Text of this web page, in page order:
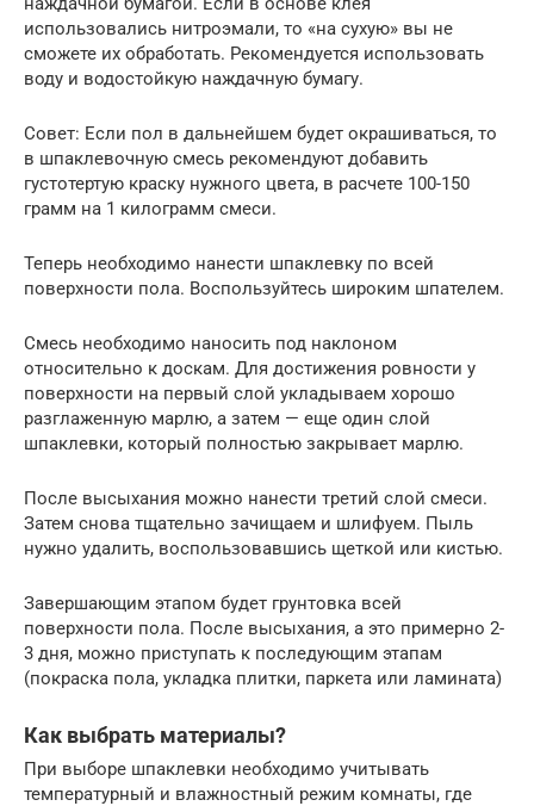
использовались нитроэмали, то «на сухую» вы не
сможете их обработать. Рекомендуется использовать
воду и водостойкую наждачную бумагу.
Совет: Если пол в дальнейшем будет окрашиваться, то
в шпаклевочную смесь рекомендуют добавить
густотертую краску нужного цвета, в расчете 100-150
грамм на 1 килограмм смеси.
Теперь необходимо нанести шпаклевку по всей
поверхности пола. Воспользуйтесь широким шпателем.
Смесь необходимо наносить под наклоном
относительно к доскам. Для достижения ровности у
поверхности на первый слой укладываем хорошо
разглаженную марлю, а затем — еще один слой
шпаклевки, который полностью закрывает марлю.
После высыхания можно нанести третий слой смеси.
Затем снова тщательно зачищаем и шлифуем. Пыль
нужно удалить, воспользовавшись щеткой или кистью.
Завершающим этапом будет грунтовка всей
поверхности пола. После высыхания, а это примерно 2-
3 дня, можно приступать к последующим этапам
(покраска пола, укладка плитки, паркета или ламината)
Как выбрать материалы?
При выборе шпаклевки необходимо учитывать
температурный и влажностный режим комнаты, где